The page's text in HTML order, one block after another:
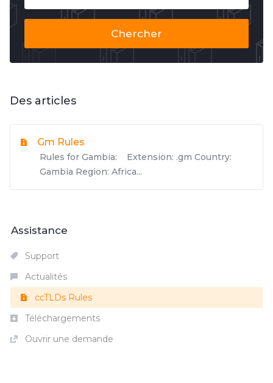
Chercher
Des articles
Gm Rules
Rules for Gambia: Extension: .gm Country:
Gambia Region: Africa...
Assistance
Support
Actualités
ccTLDs Rules
Téléchargements
Ouvrir une demande